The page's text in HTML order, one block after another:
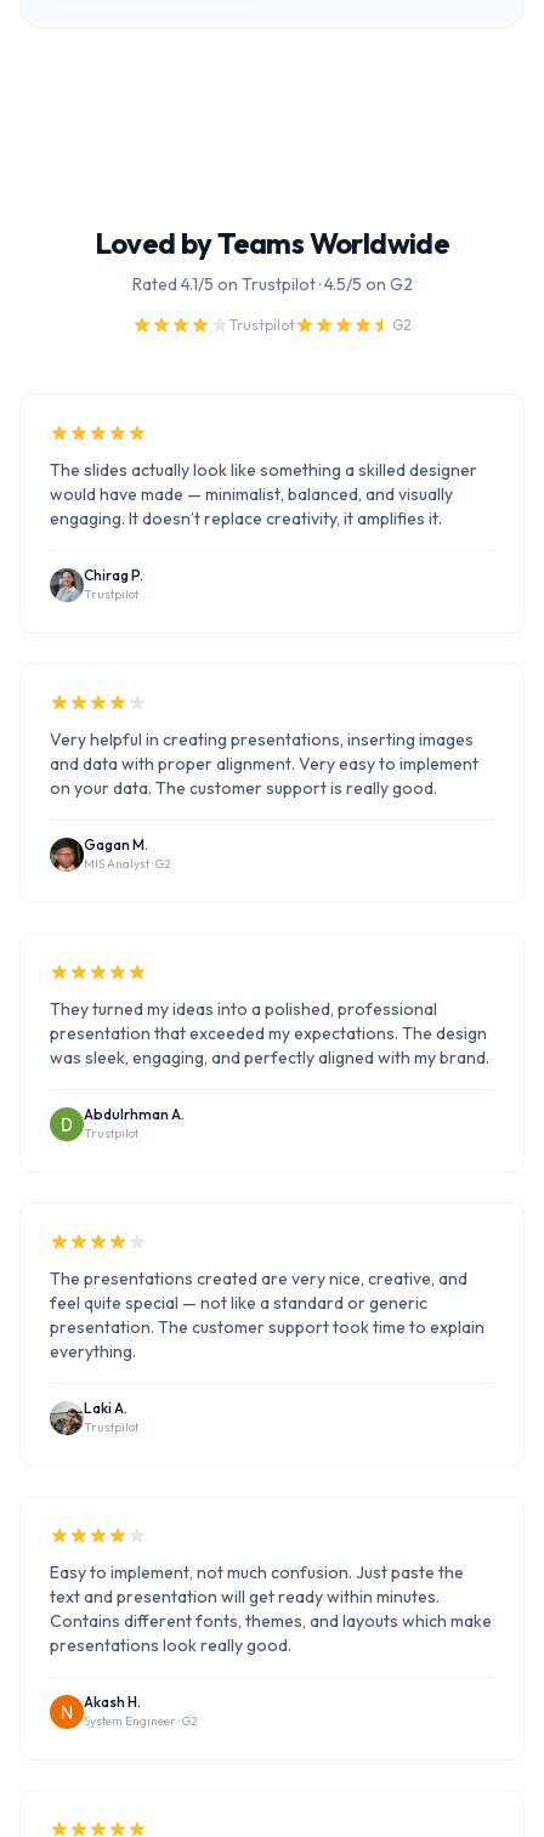
Loved by Teams Worldwide
Rated 4.1/5 on Trustpilot · 4.5/5 on G2
Trustpilot G2
The slides actually look like something a skilled designer
would have made — minimalist, balanced, and visually
engaging. It doesn’t replace creativity, it amplifies it.
Chirag P.
Trustpilot
Very helpful in creating presentations, inserting images
and data with proper alignment. Very easy to implement
on your data. The customer support is really good.
Gagan M.
MIS Analyst ·G2
They turned my ideas into a polished, professional
presentation that exceeded my expectations. The design
was sleek, engaging, and perfectly aligned with my brand.
Abdulrhman A.
Trustpilot
The presentations created are very nice, creative, and
feel quite special — not like a standard or generic
presentation. The customer support took time to explain
everything.
Laki A.
Trustpilot
Easy to implement, not much confusion. Just paste the
text and presentation will get ready within minutes.
Contains different fonts, themes, and layouts which make
presentations look really good.
Akash H.
System Engineer ·G2